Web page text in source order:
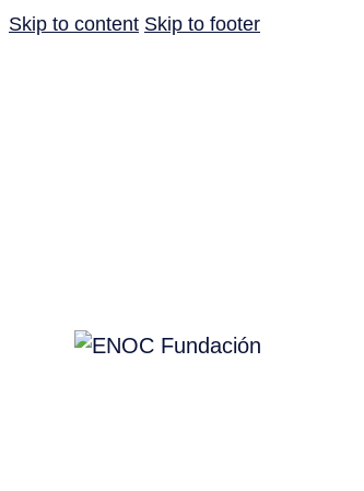
Skip to content Skip to footer